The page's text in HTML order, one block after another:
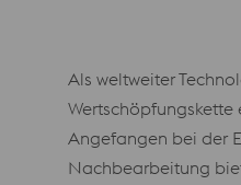
Als weltweiter
Angefangen bei der
Nachbearbeitung